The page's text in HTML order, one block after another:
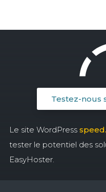
Testez-nous
Le site WordPress
tester le potentiel des
EasyHoster.